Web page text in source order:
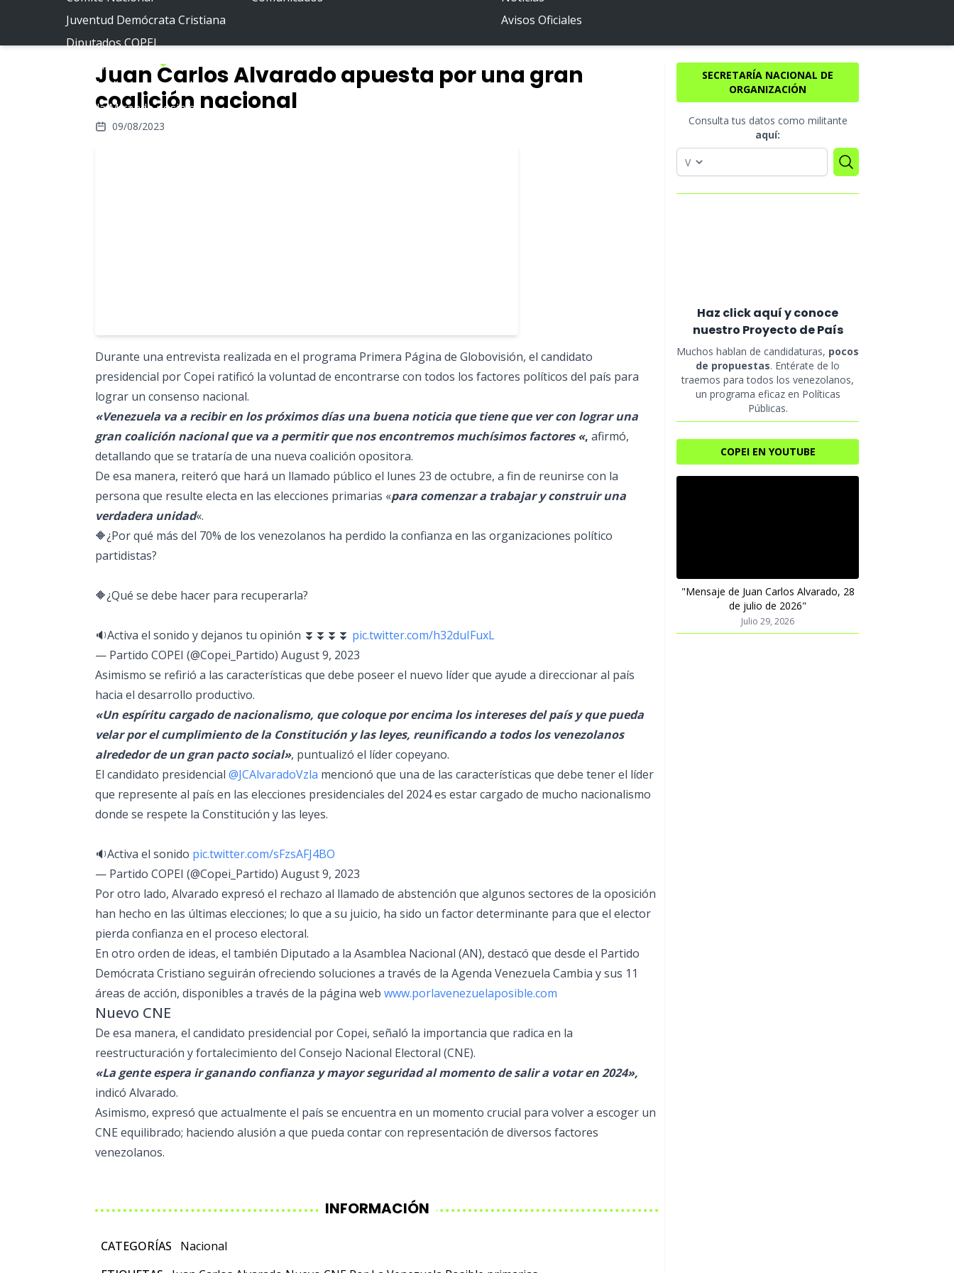
Juventud Demócrata Cristiana
Diputados COPEI
Políticas públicas
Por la Venezuela posible
Por la Miranda posible
Avisos Oficiales
Juan Carlos Alvarado apuesta por una gran
coalición nacional
09/08/2023
Durante una entrevista realizada en el programa Primera Página de Globovisión, el candidato
presidencial por Copei ratificó la voluntad de encontrarse con todos los factores políticos del país para
lograr un consenso nacional.
«Venezuela va a recibir en los próximos días una buena noticia que tiene que ver con lograr una
gran coalición nacional que va a permitir que nos encontremos muchísimos factores «, afirmó,
detallando que se trataría de una nueva coalición opositora.
De esa manera, reiteró que hará un llamado público el lunes 23 de octubre, a fin de reunirse con la
persona que resulte electa en las elecciones primarias «para comenzar a trabajar y construir una
verdadera unidad«.
🔶¿Por qué más del 70% de los venezolanos ha perdido la confianza en las organizaciones político
partidistas?
🔶¿Qué se debe hacer para recuperarla?
🔉Activa el sonido y dejanos tu opinión ⏬⏬⏬⏬ pic.twitter.com/h32duIFuxL
— Partido COPEI (@Copei_Partido) August 9, 2023
Asimismo se refirió a las características que debe poseer el nuevo líder que ayude a direccionar al país
hacia el desarrollo productivo.
«Un espíritu cargado de nacionalismo, que coloque por encima los intereses del país y que pueda
velar por el cumplimiento de la Constitución y las leyes, reunificando a todos los venezolanos
alrededor de un gran pacto social», puntualizó el líder copeyano.
El candidato presidencial @JCAlvaradoVzla mencionó que una de las características que debe tener el líder
que represente al país en las elecciones presidenciales del 2024 es estar cargado de mucho nacionalismo
donde se respete la Constitución y las leyes.
🔉Activa el sonido pic.twitter.com/sFzsAFJ4BO
— Partido COPEI (@Copei_Partido) August 9, 2023
Por otro lado, Alvarado expresó el rechazo al llamado de abstención que algunos sectores de la oposición
han hecho en las últimas elecciones; lo que a su juicio, ha sido un factor determinante para que el elector
pierda confianza en el proceso electoral.
En otro orden de ideas, el también Diputado a la Asamblea Nacional (AN), destacó que desde el Partido
Demócrata Cristiano seguirán ofreciendo soluciones a través de la Agenda Venezuela Cambia y sus 11
áreas de acción, disponibles a través de la página web www.porlavenezuelaposible.com
Nuevo CNE
De esa manera, el candidato presidencial por Copei, señaló la importancia que radica en la
reestructuración y fortalecimiento del Consejo Nacional Electoral (CNE).
«La gente espera ir ganando confianza y mayor seguridad al momento de salir a votar en 2024»,
indicó Alvarado.
Asimismo, expresó que actualmente el país se encuentra en un momento crucial para volver a escoger un
CNE equilibrado; haciendo alusión a que pueda contar con representación de diversos factores
venezolanos.
INFORMACIÓN
CATEGORÍAS
Nacional
SECRETARÍA NACIONAL DE
ORGANIZACIÓN
Consulta tus datos como militante
aquí:
Haz click aquí y conoce
nuestro Proyecto de País
Muchos hablan de candidaturas, pocos
de propuestas. Entérate de lo
traemos para todos los venezolanos,
un programa eficaz en Políticas
Públicas.
COPEI EN YOUTUBE
"Mensaje de Juan Carlos Alvarado, 28
de julio de 2026"
Julio 29, 2026